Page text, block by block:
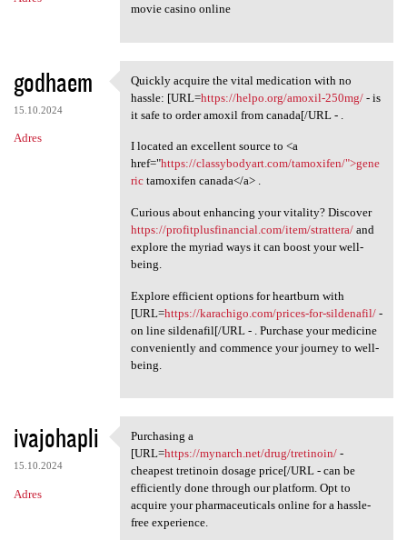
movie casino online
godhaem
15.10.2024
Adres
Quickly acquire the vital
Quickly acquire the vital medication with no
hassle: [URL=https://helpo.org/amoxil-250mg/- is
it safe to order amoxil from canada[/URL - .
I located an excellent source to <a
href="https://classybodyart.com/tamoxifen/">gene
rictamoxifen canada</a> .
Curious about enhancing your vitality? Discover
https://profitplusfinancial.com/item/strattera/and
explore the myriad ways it can boost your well-
being.
Explore efficient options for heartburn with
[URL=https://karachigo.com/prices-for-sildenafil/-
on line sildenafil[/URL - . Purchase your medicine
conveniently and commence your journey to well-
being.
ivajohapli
15.10.2024
Adres
Purchasing a [URL=https:/
Purchasing a
[URL=https://mynarch.net/drug/tretinoin/-
cheapest tretinoin dosage price[/URL - can be
efficiently done through our platform. Opt to
acquire your pharmaceuticals online for a hassle-
free experience.